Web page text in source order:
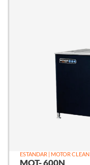
ESTANDAR | MOTOR CLEAN
MOT- 600N